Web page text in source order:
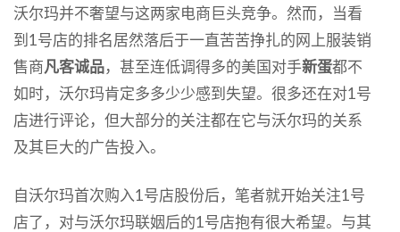
沃尔玛并不奢望与这两家电商巨头竞争。然而，当看
到1号店的排名居然落后于一直苦苦挣扎的网上服装销
售商凡客诚品，甚至连低调得多的美国对手新蛋都不
如时，沃尔玛肯定多多少少感到失望。很多还在对1号
店进行评论，但大部分的关注都在它与沃尔玛的关系
及其巨大的广告投入。
自沃尔玛首次购入1号店股份后，笔者就开始关注1号
店了，对与沃尔玛联姻后的1号店抱有很大希望。与其